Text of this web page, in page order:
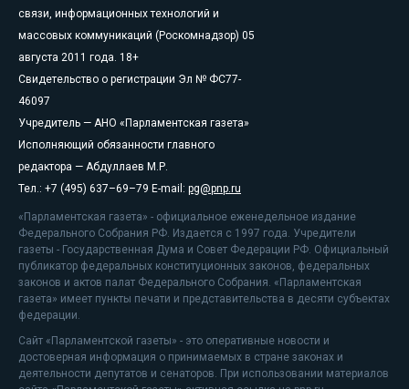
связи, информационных технологий и
массовых коммуникаций (Роскомнадзор) 05
августа 2011 года. 18+
Свидетельство о регистрации Эл № ФС77-
46097
Учредитель — АНО «Парламентская газета»
Исполняющий обязанности главного
редактора — Абдуллаев М.Р.
Тел.: +7 (495) 637–69–79 E-mail: pg@pnp.ru
«Парламентская газета» - официальное еженедельное издание
Федерального Собрания РФ. Издается с 1997 года. Учредители
газеты - Государственная Дума и Совет Федерации РФ. Официальный
публикатор федеральных конституционных законов, федеральных
законов и актов палат Федерального Собрания. «Парламентская
газета» имеет пункты печати и представительства в десяти субъектах
федерации.
Сайт «Парламентской газеты» - это оперативные новости и
достоверная информация о принимаемых в стране законах и
деятельности депутатов и сенаторов. При использовании материалов